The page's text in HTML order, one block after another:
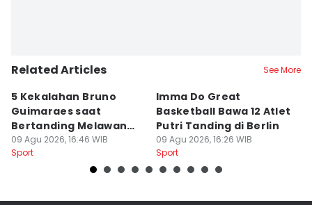
Related Articles See More
5 Kekalahan Bruno
Guimaraes saat
Bertanding Melawan
Arsenal
09 Agu 2026, 16:46 WIB
Sport
Imma Do Great
Basketball Bawa 12 Atlet
Putri Tanding di Berlin
09 Agu 2026, 16:26 WIB
Sport